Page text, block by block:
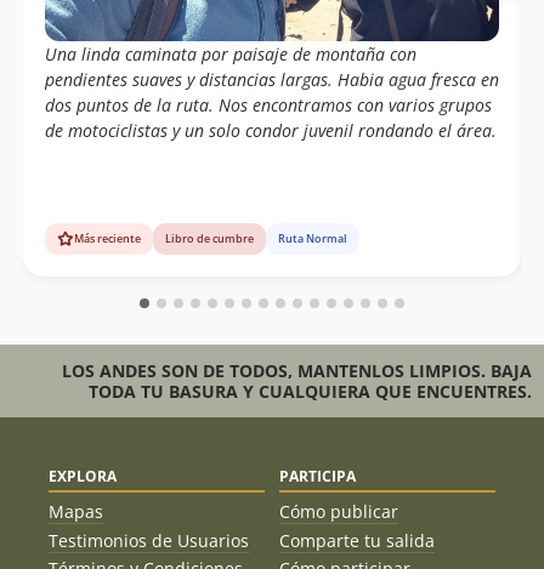
Una linda caminata por paisaje de montaña con
pendientes suaves y distancias largas. Habia agua fresca en
dos puntos de la ruta. Nos encontramos con varios grupos
de motociclistas y un solo condor juvenil rondando el área.
Más reciente Libro de cumbre Ruta Normal
LOS ANDES SON DE TODOS, MANTENLOS LIMPIOS. BAJA
TODA TU BASURA Y CUALQUIERA QUE ENCUENTRES.
EXPLORA
Mapas
Testimonios de Usuarios
PARTICIPA
Cómo publicar
Comparte tu salida